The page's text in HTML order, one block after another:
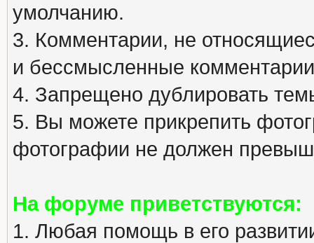
умолчанию.
3. Комментарии, не
и бессмысленные
4. Запрещено дублировать
5. Вы можете прикрепить
фотографии не должен
На форуме приветствуются:
1. Любая помощь в его